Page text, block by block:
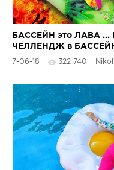
БАССЕЙН это ЛАВА ...
ЧЕЛЛЕНДЖ в
бассейне с
7-06-18 322 740